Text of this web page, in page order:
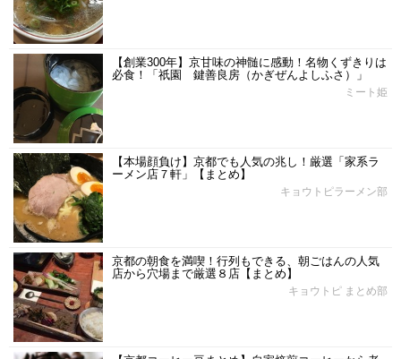
【創業300年】京甘味の神髄に感動！名物くずきりは
必食！「祇園 鍵善良房（かぎぜんよしふさ）」
ミート姫
【本場顔負け】京都でも人気の兆し！厳選「家系ラ
ーメン店７軒」【まとめ】
キョウトピラーメン部
京都の朝食を満喫！行列もできる、朝ごはんの人気
店から穴場まで厳選８店【まとめ】
キョウトピ まとめ部